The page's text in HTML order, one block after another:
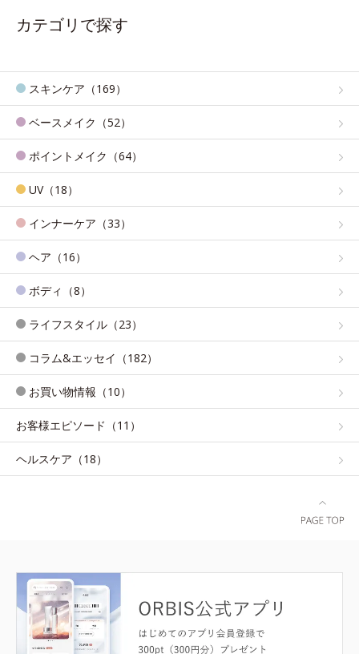
カテゴリで探す
スキンケア（169）
ベースメイク（52）
ポイントメイク（64）
UV（18）
インナーケア（33）
ヘア（16）
ボディ（8）
ライフスタイル（23）
コラム&エッセイ（182）
お買い物情報（10）
お客様エピソード（11）
ヘルスケア（18）